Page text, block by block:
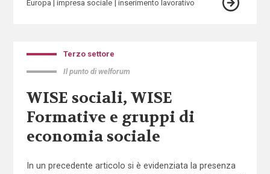
Europa impresa sociale inserimento lavorativo
Terzo settore
Il punto di welforum
WISE sociali, WISE
Formative e gruppi di
economia sociale
In un precedente articolo si è evidenziata la presenza